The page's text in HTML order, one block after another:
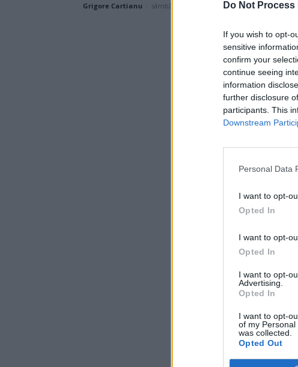
Do Not
If you wish to opt-
sensitive
confirm your
continue seeing
information
further disclosure
participants. This
Downstream
Personal Data
I want to opt-
Opted In
I want to opt-
Opted In
I want to opt-
Advertising.
Opted In
I want to opt-
of my
was collected.
Opted Out
Grigore Cartianu sâmbătă, 10 octombrie 2020 2